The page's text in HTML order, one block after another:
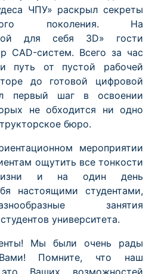
ЧПУ» раскрыл секреты
поколения. На
для себя 3D» гости
CAD-систем. Всего за час
путь от пустой рабочей
до готовой цифровой
первый шаг в освоении
не обходится ни одно
бюро.
мероприятии
ощутить все тонкости
жизни и на один день
настоящими студентами,
занятия
университета.
Мы были очень рады
Помните, что наш
Ваших возможностей